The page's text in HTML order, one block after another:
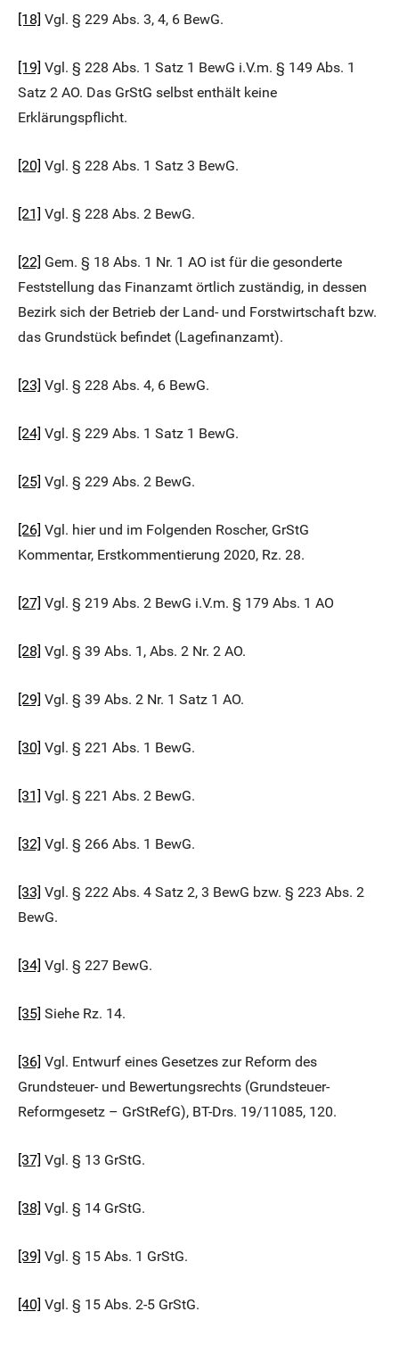
[18] Vgl. § 229 Abs. 3, 4, 6 BewG.
[19] Vgl. § 228 Abs. 1 Satz 1 BewG i.V.m. § 149 Abs. 1
Satz 2 AO. Das GrStG selbst enthält keine
Erklärungspflicht.
[20] Vgl. § 228 Abs. 1 Satz 3 BewG.
[21] Vgl. § 228 Abs. 2 BewG.
[22] Gem. § 18 Abs. 1 Nr. 1 AO ist für die gesonderte
Feststellung das Finanzamt örtlich zuständig, in dessen
Bezirk sich der Betrieb der Land- und Forstwirtschaft bzw.
das Grundstück befindet (Lagefinanzamt).
[23] Vgl. § 228 Abs. 4, 6 BewG.
[24] Vgl. § 229 Abs. 1 Satz 1 BewG.
[25] Vgl. § 229 Abs. 2 BewG.
[26] Vgl. hier und im Folgenden Roscher, GrStG
Kommentar, Erstkommentierung 2020, Rz. 28.
[27] Vgl. § 219 Abs. 2 BewG i.V.m. § 179 Abs. 1 AO
[28] Vgl. § 39 Abs. 1, Abs. 2 Nr. 2 AO.
[29] Vgl. § 39 Abs. 2 Nr. 1 Satz 1 AO.
[30] Vgl. § 221 Abs. 1 BewG.
[31] Vgl. § 221 Abs. 2 BewG.
[32] Vgl. § 266 Abs. 1 BewG.
[33] Vgl. § 222 Abs. 4 Satz 2, 3 BewG bzw. § 223 Abs. 2
BewG.
[34] Vgl. § 227 BewG.
[35] Siehe Rz. 14.
[36] Vgl. Entwurf eines Gesetzes zur Reform des
Grundsteuer- und Bewertungsrechts (Grundsteuer-
Reformgesetz – GrStRefG), BT-Drs. 19/11085, 120.
[37] Vgl. § 13 GrStG.
[38] Vgl. § 14 GrStG.
[39] Vgl. § 15 Abs. 1 GrStG.
[40] Vgl. § 15 Abs. 2-5 GrStG.